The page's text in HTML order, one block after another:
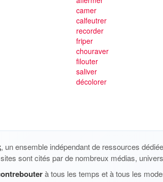
camer
calfeutrer
recorder
friper
chouraver
filouter
saliver
décolorer
, un ensemble indépendant de ressources
sont cités par de nombreux médias,
à tous les temps et à tous les